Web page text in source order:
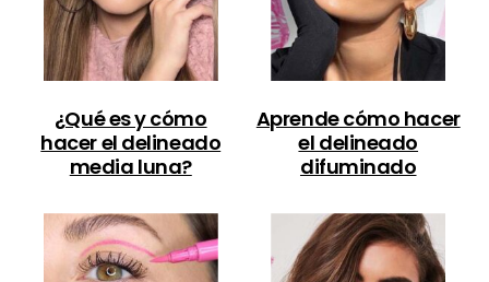
¿Qué es y cómo
hacer el delineado
media luna?
Aprende cómo hacer
el delineado
difuminado